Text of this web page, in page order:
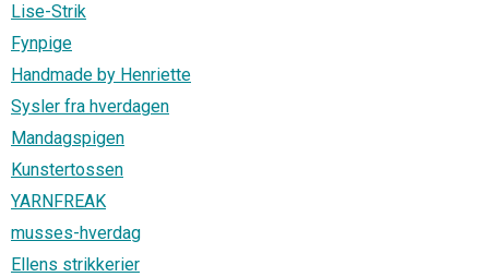
Lise-Strik
Fynpige
Handmade by Henriette
Sysler fra hverdagen
Mandagspigen
Kunstertossen
YARNFREAK
musses-hverdag
Ellens strikkerier